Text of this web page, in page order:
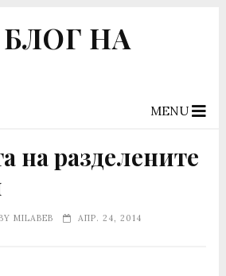
НА
MENU
на разделените
MILABEB
АПР. 24, 2014